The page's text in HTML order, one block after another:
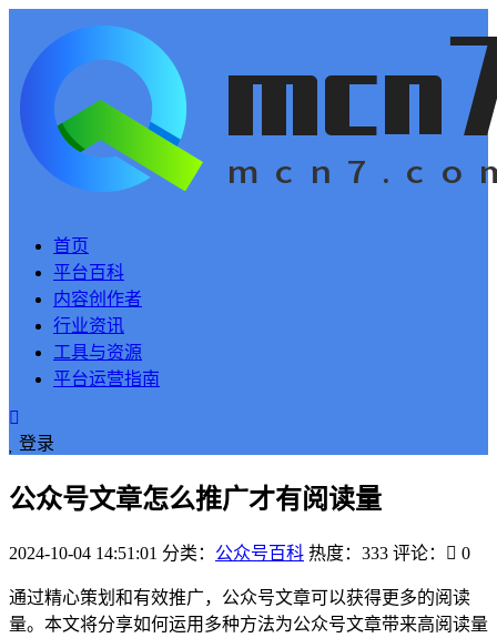
首页
平台百科
内容创作者
行业资讯
工具与资源
平台运营指南
登录
公众号文章怎么推广才有阅读量
2024-10-04 14:51:01 分类： 公众号百科 热度：333 评论： 0
通过精心策划和有效推广，公众号文章可以获得更多的阅读
量。本文将分享如何运用多种方法为公众号文章带来高阅读量